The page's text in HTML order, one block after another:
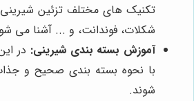
تکنیک های مختلف تزئین شیرینی
شکلات، فوندانت، و ... آشنا می
آموزش بسته بندی شیرینی: در
با نحوه بسته بندی صحیح و
شوند.